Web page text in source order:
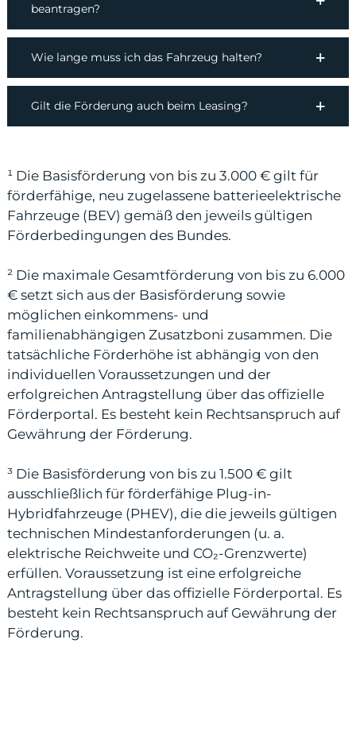
beantragen?
Wie lange muss ich das Fahrzeug halten?
Gilt die Förderung auch beim Leasing?
¹ Die Basisförderung von bis zu 3.000 € gilt für
förderfähige, neu zugelassene batterieelektrische
Fahrzeuge (BEV) gemäß den jeweils gültigen
Förderbedingungen des Bundes.
² Die maximale Gesamtförderung von bis zu 6.000
€ setzt sich aus der Basisförderung sowie
möglichen einkommens- und
familienabhängigen Zusatzboni zusammen. Die
tatsächliche Förderhöhe ist abhängig von den
individuellen Voraussetzungen und der
erfolgreichen Antragstellung über das offizielle
Förderportal. Es besteht kein Rechtsanspruch auf
Gewährung der Förderung.
³ Die Basisförderung von bis zu 1.500 € gilt
ausschließlich für förderfähige Plug-in-
Hybridfahrzeuge (PHEV), die die jeweils gültigen
technischen Mindestanforderungen (u. a.
elektrische Reichweite und CO₂-Grenzwerte)
erfüllen. Voraussetzung ist eine erfolgreiche
Antragstellung über das offizielle Förderportal. Es
besteht kein Rechtsanspruch auf Gewährung der
Förderung.